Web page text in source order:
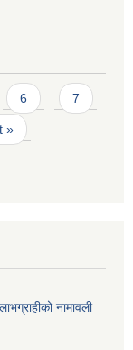
6 7
»
नामावली